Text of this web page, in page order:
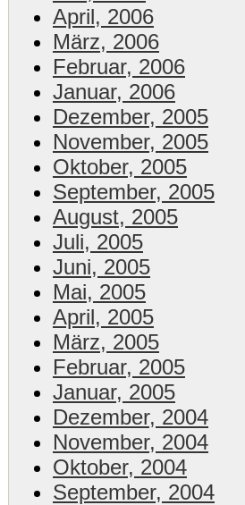
April, 2006
März, 2006
Februar, 2006
Januar, 2006
Dezember, 2005
November, 2005
Oktober, 2005
September, 2005
August, 2005
Juli, 2005
Juni, 2005
Mai, 2005
April, 2005
März, 2005
Februar, 2005
Januar, 2005
Dezember, 2004
November, 2004
Oktober, 2004
September, 2004